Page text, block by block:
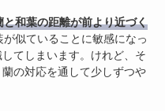
和葉の距離が前より近づく
似ていることに敏感になっ
てしまいます。けれど、そ
の対応を通して少しずつや